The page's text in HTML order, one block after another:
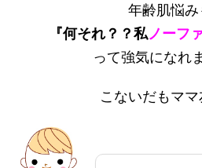
年齢肌悩
『何それ？？私ノーフ
って強気になれ
こないだもマ